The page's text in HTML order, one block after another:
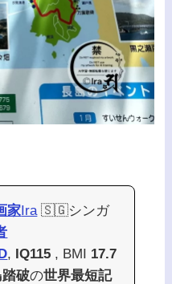
家Ira 🇸🇬シンガ
, IQ115 , BMI 17.7
踏破の世界最短記